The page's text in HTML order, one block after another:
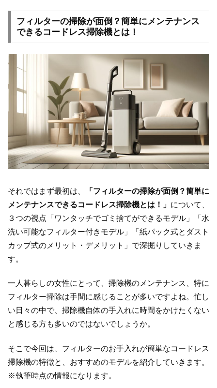
フィルターの掃除が面倒？簡単にメンテナンス
できるコードレス掃除機とは！
それではまず最初は、
「フィルターの掃除が面倒？簡単に
メンテナンスできるコードレス掃除機とは！」 について、
３つの視点「ワンタッチでゴミ捨てができるモデル」「水
洗い可能なフィルター付きモデル」「紙パック式とダスト
カップ式のメリット・デメリット」で深掘りしていきま
す。
一人暮らしの女性にとって、掃除機のメンテナンス、特に
フィルター掃除は手間に感じることが多いですよね。忙し
い日々の中で、掃除機自体の手入れに時間をかけたくない
と感じる方も多いのではないでしょうか。
そこで今回は、フィルターのお手入れが簡単なコードレス
掃除機の特徴と、おすすめのモデルを紹介していきます。
※執筆時点の情報になります。